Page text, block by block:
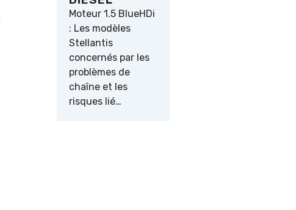
Moteur 1.5 BlueHDi
: Les modèles
Stellantis
concernés par les
problèmes de
chaîne et les
risques lié…